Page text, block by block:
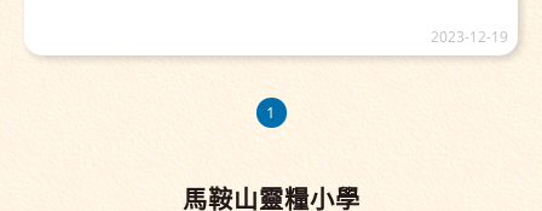
2023-12-19
1
馬鞍山靈糧小學